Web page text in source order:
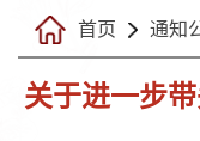
首页 通知
关于进一步